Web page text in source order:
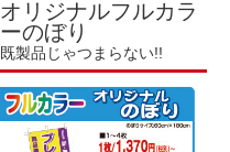
オリジナルフルカラ
ーのぼり
既製品じゃつまらない!!